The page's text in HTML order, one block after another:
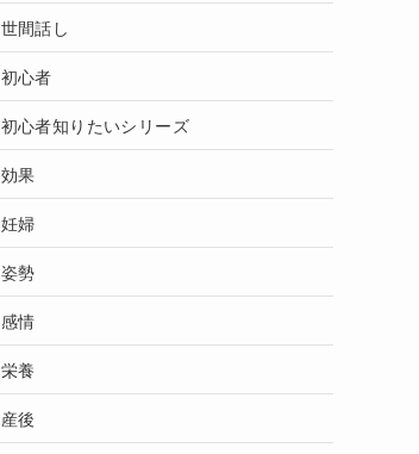
世間話し
初心者
初心者知りたいシリーズ
効果
妊婦
姿勢
感情
栄養
産後